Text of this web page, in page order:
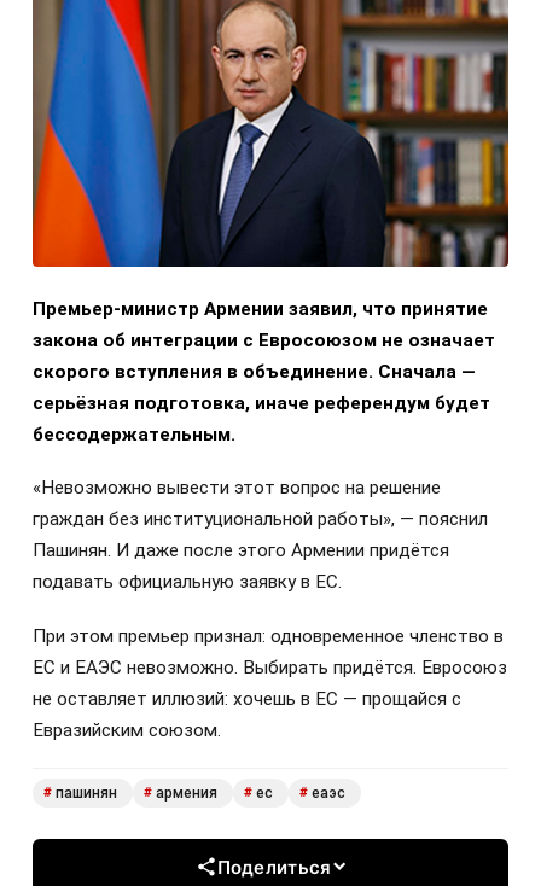
Премьер-министр Армении заявил, что принятие
закона об интеграции с Евросоюзом не означает
скорого вступления в объединение. Сначала —
серьёзная подготовка, иначе референдум будет
бессодержательным.
«Невозможно вывести этот вопрос на решение
граждан без институциональной работы», — пояснил
Пашинян. И даже после этого Армении придётся
подавать официальную заявку в ЕС.
При этом премьер признал: одновременное членство в
ЕС и ЕАЭС невозможно. Выбирать придётся. Евросоюз
не оставляет иллюзий: хочешь в ЕС — прощайся с
Евразийским союзом.
# пашинян # армения # ес # еаэс
Поделиться